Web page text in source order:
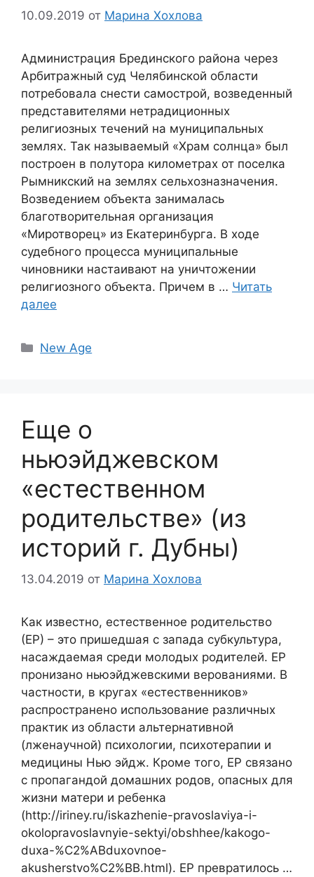
10.09.2019 от Марина Хохлова
Администрация Брединского района через
Арбитражный суд Челябинской области
потребовала снести самострой, возведенный
представителями нетрадиционных
религиозных течений на муниципальных
землях. Так называемый «Храм солнца» был
построен в полутора километрах от поселка
Рымникский на землях сельхозназначения.
Возведением объекта занималась
благотворительная организация
«Миротворец» из Екатеринбурга. В ходе
судебного процесса муниципальные
чиновники настаивают на уничтожении
религиозного объекта. Причем в … Читать
далее
Рубрики
New Age
Еще о
ньюэйджевском
«естественном
родительстве» (из
историй г. Дубны)
13.04.2019 от Марина Хохлова
Как известно, естественное родительство
(ЕР) – это пришедшая с запада субкультура,
насаждаемая среди молодых родителей. ЕР
пронизано ньюэйджевскими верованиями. В
частности, в кругах «естественников»
распространено использование различных
практик из области альтернативной
(лженаучной) психологии, психотерапии и
медицины Нью эйдж. Кроме того, ЕР связано
с пропагандой домашних родов, опасных для
жизни матери и ребенка
(http://iriney.ru/iskazhenie-pravoslaviya-i-
okolopravoslavnyie-sektyi/obshhee/kakogo-
duxa-%C2%ABduxovnoe-
akusherstvo%C2%BB.html). ЕР превратилось …